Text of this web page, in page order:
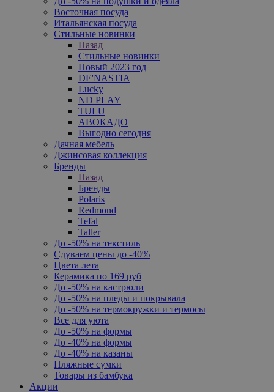
Восточная посуда
Итальянская посуда
Стильные новинки
Назад
Стильные новинки
Новый 2023 год
DE'NASTIA
Lucky
ND PLAY
TULU
АВОКАДО
Выгодно сегодня
Дачная мебель
Джинсовая коллекция
Бренды
Назад
Бренды
Polaris
Redmond
Tefal
Taller
До -50% на текстиль
Сдуваем цены до -40%
Цвета лета
Керамика по 169 руб
До -50% на кастрюли
До -50% на пледы и покрывала
До -50% на термокружки и термосы
Все для уюта
До -50% на формы
До -40% на формы
До -40% на казаны
Пляжные сумки
Товары из бамбука
Акции